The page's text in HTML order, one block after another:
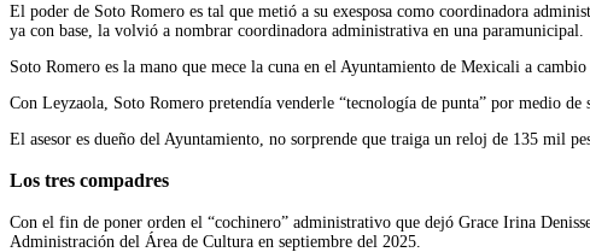
El poder de Soto Romero es tal que metió a su exesposa como coordinadora
ya con base, la volvió a nombrar coordinadora administrativa en una paramunicipal.
Soto Romero es la mano que mece la cuna en el Ayuntamiento de Mexicali a
Con Leyzaola, Soto Romero pretendía venderle “tecnología de punta” por medio
El asesor es dueño del Ayuntamiento, no sorprende que traiga un reloj de 135 mil
Los tres compadres
Con el fin de poner orden el “cochinero” administrativo que dejó Grace Irina
Administración del Área de Cultura en septiembre del 2025.